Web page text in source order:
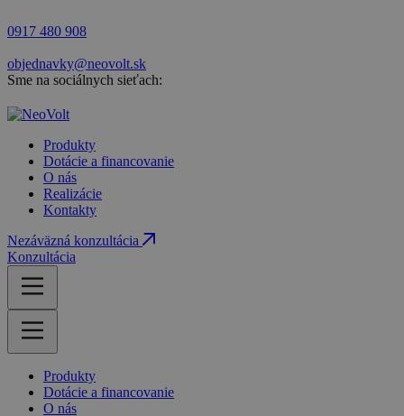
0917 480 908
objednavky@neovolt.sk
Sme na sociálnych sieťach:
Produkty
Dotácie a financovanie
O nás
Realizácie
Kontakty
Nezáväzná konzultácia
Konzultácia
Produkty
Dotácie a financovanie
O nás